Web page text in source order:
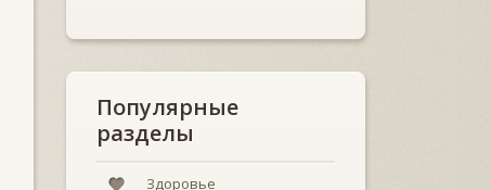
Популярные
разделы
Здоровье